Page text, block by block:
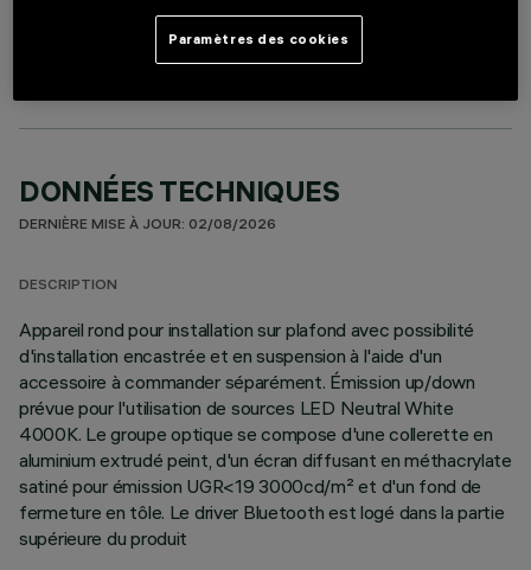
COMPOSANTS OPTIONNELS
DONNÉES TECHNIQUES
DERNIÈRE MISE À JOUR: 02/08/2026
DESCRIPTION
Appareil rond pour installation sur plafond avec possibilité
d'installation encastrée et en suspension à l'aide d'un
accessoire à commander séparément. Émission up/down
prévue pour l'utilisation de sources LED Neutral White
4000K. Le groupe optique se compose d'une collerette en
aluminium extrudé peint, d'un écran diffusant en méthacrylate
satiné pour émission UGR<19 3000cd/m² et d'un fond de
fermeture en tôle. Le driver Bluetooth est logé dans la partie
supérieure du produit
Paramètres des cookies